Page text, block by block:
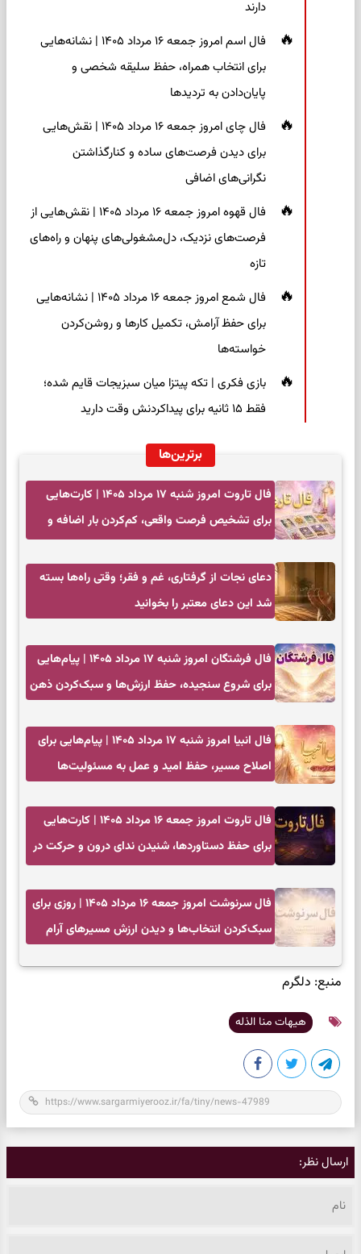
دارند
فال اسم امروز جمعه ۱۶ مرداد ۱۴۰۵ | نشانه‌هایی
برای انتخاب همراه، حفظ سلیقه شخصی و
پایان‌دادن به تردیدها
فال چای امروز جمعه ۱۶ مرداد ۱۴۰۵ | نقش‌هایی
برای دیدن فرصت‌های ساده و کنارگذاشتن
نگرانی‌های اضافی
فال قهوه امروز جمعه ۱۶ مرداد ۱۴۰۵ | نقش‌هایی از
فرصت‌های نزدیک، دل‌مشغولی‌های پنهان و راه‌های
تازه
فال شمع امروز جمعه ۱۶ مرداد ۱۴۰۵ | نشانه‌هایی
برای حفظ آرامش، تکمیل کارها و روشن‌کردن
خواسته‌ها
بازی فکری | تکه پیتزا میان سبزیجات قایم شده؛
فقط ۱۵ ثانیه برای پیداکردنش وقت دارید
برترین‌ها
فال تاروت امروز شنبه ۱۷ مرداد ۱۴۰۵ | کارت‌هایی
برای تشخیص فرصت واقعی، کم‌کردن بار اضافه و
دعای نجات از گرفتاری، غم و فقر؛ وقتی راه‌ها بسته
شد این دعای معتبر را بخوانید
فال فرشتگان امروز شنبه ۱۷ مرداد ۱۴۰۵ | پیام‌هایی
برای شروع سنجیده، حفظ ارزش‌ها و سبک‌کردن ذهن
فال انبیا امروز شنبه ۱۷ مرداد ۱۴۰۵ | پیام‌هایی برای
اصلاح مسیر، حفظ امید و عمل به مسئولیت‌ها
فال تاروت امروز جمعه ۱۶ مرداد ۱۴۰۵ | کارت‌هایی
برای حفظ دستاوردها، شنیدن ندای درون و حرکت در
فال سرنوشت امروز جمعه ۱۶ مرداد ۱۴۰۵ | روزی برای
سبک‌کردن انتخاب‌ها و دیدن ارزش مسیرهای آرام
منبع: دلگرم
هیهات منا الذله
ارسال نظر: